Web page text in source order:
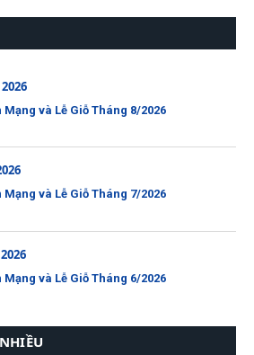
Mạng và Lễ Giỗ Tháng 8/2026
Mạng và Lễ Giỗ Tháng 7/2026
Mạng và Lễ Giỗ Tháng 6/2026